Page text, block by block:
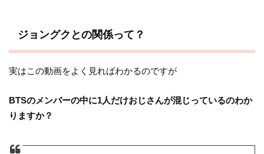
ジョングクとの関係って？
実はこの動画をよく見ればわかるのですが
BTSのメンバーの中に1人だけおじさんが混じっているのわか
りますか？